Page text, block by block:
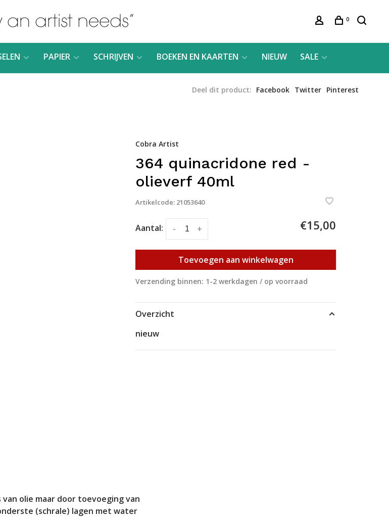
0
PAPIER SCHRIJVEN BOEKEN EN KAARTEN NIEUW SALE
Deel dit product: Facebook Twitter Pinterest
Cobra Artist
364 quinacridone red -
olieverf 40ml
Artikelcode: 21053640
Aantal: +
- €15,00
Toevoegen aan winkelwagen
Verzending binnen: 1-2 werkdagen / op voorraad
Overzicht
nieuw
van olie maar door toevoeging van
(schrale) lagen met water